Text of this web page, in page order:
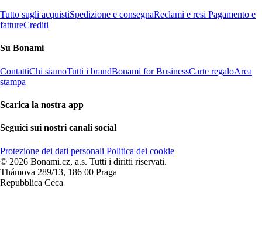
Tutto sugli acquistiSpedizione e consegnaReclami e resi Pagamento e
fattureCrediti
Su Bonami
ContattiChi siamoTutti i brandBonami for BusinessCarte regaloArea
stampa
Scarica la nostra app
Seguici sui nostri canali social
Protezione dei dati personali Politica dei cookie
© 2026 Bonami.cz, a.s. Tutti i diritti riservati.
Thámova 289/13, 186 00 Praga
Repubblica Ceca